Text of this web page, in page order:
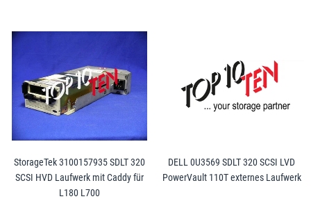
StorageTek 3100157935 SDLT 320
SCSI HVD Laufwerk mit Caddy für
L180 L700
DELL 0U3569 SDLT 320 SCSI LVD
PowerVault 110T externes Laufwerk